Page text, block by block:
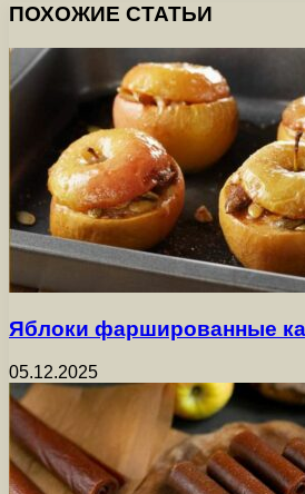
ПОХОЖИЕ СТАТЬИ
Яблоки фаршированные
05.12.2025